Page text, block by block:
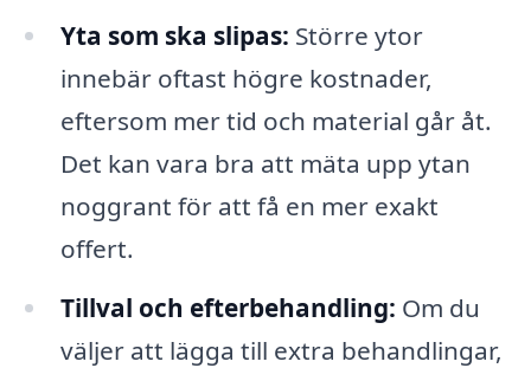
Yta som ska slipas: Större ytor
innebär oftast högre kostnader,
eftersom mer tid och material går åt.
Det kan vara bra att mäta upp ytan
noggrant för att få en mer exakt
offert.
Tillval och efterbehandling: Om du
väljer att lägga till extra behandlingar,